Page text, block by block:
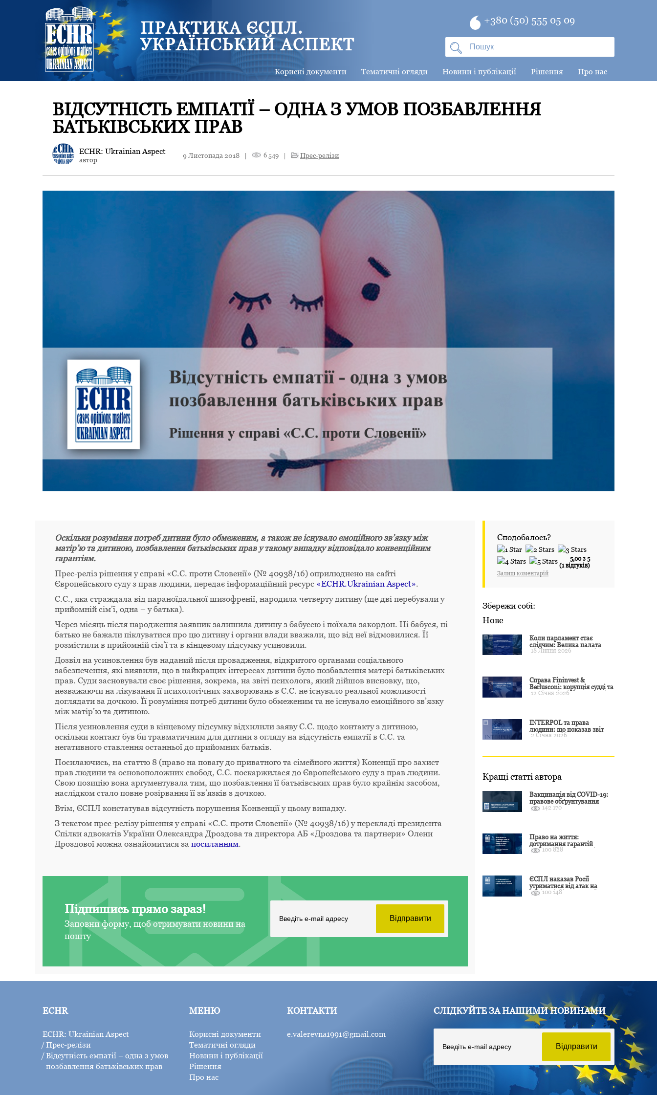
ПРАКТИКА ЄСПЛ.
УКРАЇНСЬКИЙ АСПЕКТ
+380 (50) 555 05 09
Корисні документи Тематичні огляди Новини і публікації Рішення Про нас
ВІДСУТНІСТЬ ЕМПАТІЇ – ОДНА З УМОВ ПОЗБАВЛЕННЯ
БАТЬКІВСЬКИХ ПРАВ
ECHR: Ukrainian Aspect
автор
9 Листопада 2018 | 6 549 | Прес-релізи
Оскільки розуміння потреб дитини було обмеженим, а також не існувало емоційного зв’язку між
матір’ю та дитиною, позбавлення батьківських прав у такому випадку відповідалоконвенційним
гарантіям.
Прес-реліз рішення у справі «С.С. проти Словенії» (№ 40938/16) оприлюднено на сайті
Європейського суду з прав людини, передає інформаційний ресурс «ECHR.Ukrainian Aspect».
С.С., яка страждала від параноїдальної шизофренії, народила четверту дитину (ще дві перебували у
прийомній сім’ї, одна – у батька).
Через місяць після народження заявник залишила дитину з бабусею і поїхала закордон. Ні бабуся, ні
батько не бажали піклуватися про цю дитину і органи влади вважали, що від неї відмовилися. Її
розмістили в прийомній сім’ї та в кінцевому підсумку усиновили.
Дозвіл на усиновлення був наданий після провадження, відкритого органами соціального
забезпечення, які виявили, що в найкращих інтересах дитини було позбавлення матері батьківських
прав. Суди засновували своє рішення, зокрема, на звіті психолога, який дійшов висновку, що,
незважаючи на лікування її психологічних захворювань в С.С. не існувало реальної можливості
доглядати за дочкою. Її розуміння потреб дитини було обмеженим та не існувало емоційного зв’язку
між матір’ю та дитиною.
Після усиновлення суди в кінцевому підсумку відхилили заяву С.С. щодо контакту з дитиною,
оскільки контакт був би травматичним для дитини з огляду на відсутність емпатії в С.С. та
негативного ставлення останньої до прийомних батьків.
Посилаючись, на статтю 8 (право на повагу до приватного та сімейного життя) Коненції про захист
прав людини та основоположних свобод, С.С. поскаржилася до Європейського суду з прав людини.
Свою позицію вона аргументувала тим, що позбавлення її батьківських прав було крайнім засобом,
наслідком стало повне розірвання її зв’язків з дочкою.
Втім, ЄСПЛ констатував відсутність порушення Конвенції у цьому випадку.
З текстом прес-релізу рішення у справі «С.С. проти Словенії» (№ 40938/16) у перекладі президента
Спілки адвокатів України Олександра Дроздова та директора АБ «Дроздова та партнери» Олени
Дроздової можна ознайомитися за посиланням.
Підпишись прямо зараз!
Заповни форму, щоб отримувати новини на
пошту
Сподобалось?
5,00 з 5
(1 відгуків)
Залиш коментарій
Збережи собі:
Нове
Коли парламент стає
слідчим: Велика палата
ЄСПЛ окреслила межі
18 Липня 2026
Справа Fininvest &
Berlusconi: корупція судді та
презумпція невинуватості
12 Січня 2026
INTERPOL та права
людини: що показав звіт
CCF за 2024 рік і чого чекати
2 Січня 2026
Кращі статті автора
Вакцинація від COVID-19:
правове обґрунтування
відмови і захист від
142 170
Право на життя:
дотримання гарантій
Конвенції залежить від
100 828
ЄСПЛ наказав Росії
утриматися від атак на
цивільні об’єкти України
100 148
ECHR
ECHR: Ukrainian Aspect
Прес-релізи
Відсутність емпатії – одна з умов
позбавлення батьківських прав
МЕНЮ
Корисні документи
Тематичні огляди
Новини і публікації
Рішення
Про нас
КОНТАКТИ
e.valerevna1991@gmail.com
СЛІДКУЙТЕ ЗА НАШИМИ НОВИНАМИ